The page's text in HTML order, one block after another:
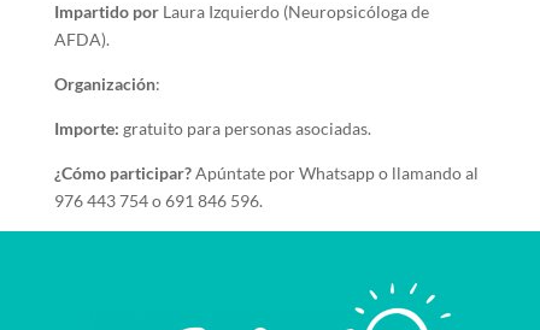
Impartido porLaura Izquierdo (Neuropsicóloga de
AFDA).
Organización:
Importe: gratuito para personas asociadas.
¿Cómo participar?Apúntate por Whatsapp o llamando al
976 443 754 o 691 846 596.